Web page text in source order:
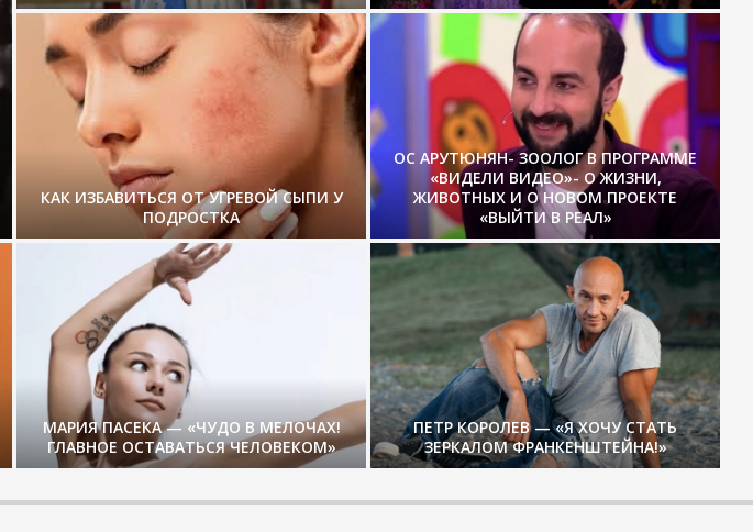
КАК ИЗБАВИТЬСЯ ОТ УГРЕВОЙ СЫПИ У
ПОДРОСТКА
ОС АРУТЮНЯН- ЗООЛОГ В ПРОГРАММЕ
«ВИДЕЛИ ВИДЕО»- О ЖИЗНИ,
ЖИВОТНЫХ И О НОВОМ ПРОЕКТЕ
«ВЫЙТИ В РЕАЛ»
МАРИЯ ПАСЕКА — «ЧУДО В МЕЛОЧАХ!
ГЛАВНОЕ ОСТАВАТЬСЯ ЧЕЛОВЕКОМ»
ПЕТР КОРОЛЕВ — «Я ХОЧУ СТАТЬ
ЗЕРКАЛОМ ФРАНКЕНШТЕЙНА!»